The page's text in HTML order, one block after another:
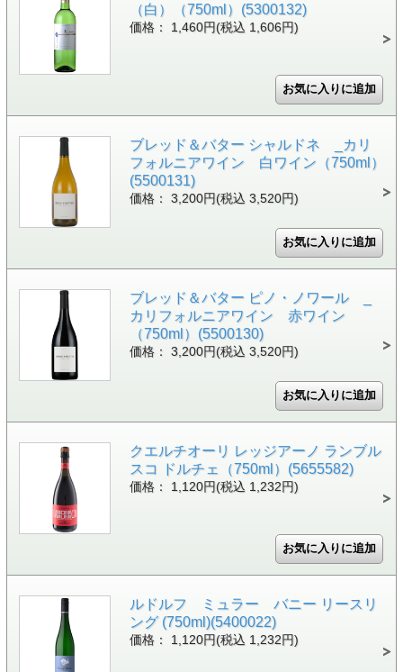
（白）（750ml）(5300132)
価格： 1,460円(税込 1,606円)
ブレッド＆バター シャルドネ _カリ
フォルニアワイン 白ワイン（750ml）
(5500131)
価格： 3,200円(税込 3,520円)
ブレッド＆バター ピノ・ノワール _
カリフォルニアワイン 赤ワイン
（750ml）(5500130)
価格： 3,200円(税込 3,520円)
クエルチオーリ レッジアーノ ランブル
スコ ドルチェ（750ml）(5655582)
価格： 1,120円(税込 1,232円)
ルドルフ ミュラー バニー リースリ
ング (750ml)(5400022)
価格： 1,120円(税込 1,232円)